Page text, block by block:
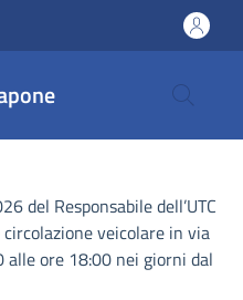
del Responsabile dell’UTC
veicolare in via
alle ore 18:00 nei giorni dal